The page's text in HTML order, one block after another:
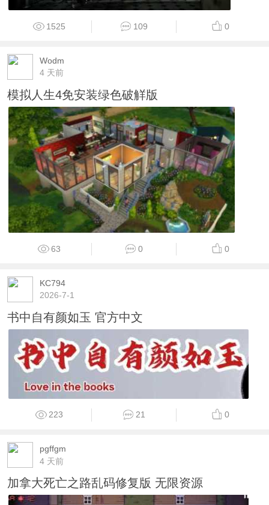
1525 109 0
Wodm
4 天前
模拟人生4免安装绿色破觧版
63 0 0
KC794
2026-7-1
书中自有颜如玉 官方中文
223 21 0
pgffgm
4 天前
加拿大死亡之路乱码修复版 无限资源